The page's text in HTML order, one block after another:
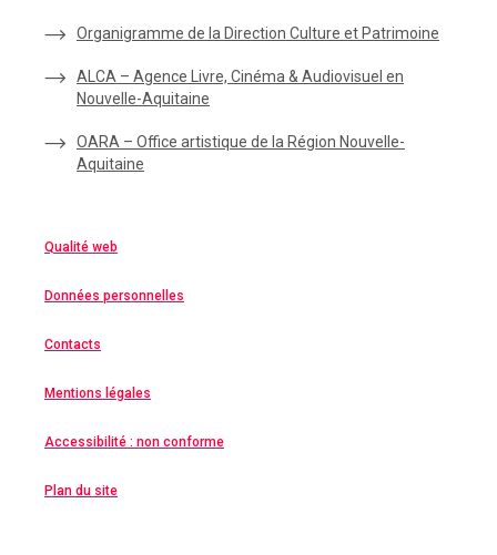
Organigramme de la Direction Culture et Patrimoine
ALCA – Agence Livre, Cinéma & Audiovisuel en
Nouvelle-Aquitaine
OARA – Office artistique de la Région Nouvelle-
Aquitaine
Qualité web
Données personnelles
Contacts
Mentions légales
Accessibilité : non conforme
Plan du site